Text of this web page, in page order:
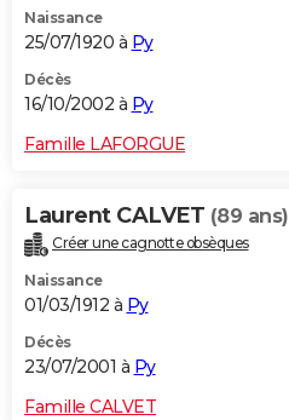
Naissance
25/07/1920 à Py
Décès
16/10/2002 à Py
Famille LAFORGUE
Laurent CALVET (89 ans)
Créer une cagnotte obsèques
Naissance
01/03/1912 à Py
Décès
23/07/2001 à Py
Famille CALVET